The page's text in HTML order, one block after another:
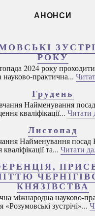
АНОНСИ
РОКУ
2024 року
науково-практична...
Грудень
Найменування
кваліфікації... Читати
Листопад
Найменування посад
та... Читати
КНЯЗІВСТВА
міжнародна науково-
«Розумовські зустрічі»...